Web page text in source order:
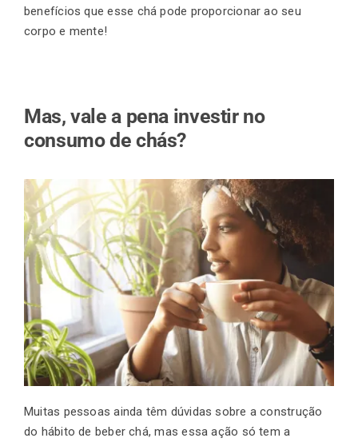
benefícios que esse chá pode proporcionar ao seu
corpo e mente!
Mas, vale a pena investir no
consumo de chás?
Muitas pessoas ainda têm dúvidas sobre a construção
do hábito de beber chá, mas essa ação só tem a